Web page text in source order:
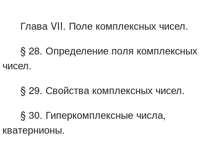
Глава VII. Поле комплексных чисел.
§ 28. Определение поля комплексных
чисел.
§ 29. Свойства комплексных чисел.
§ 30. Гиперкомплексные числа,
кватернионы.